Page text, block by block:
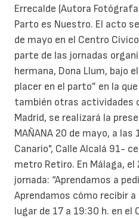
Errecalde (Autora
Parto es Nuestro. El acto
de mayo en el Centro
parte de las jornadas
hermana, Dona Llum, bajo
placer en el parto” en la
también otras actividades
Madrid, se realizará la
MAÑANA 20 de mayo, a las
Canario", Calle Alcalá 91-
metro Retiro. En Málaga,
jornada: “Aprendamos a
Aprendamos cómo recibir a
lugar de 17 a 19:30 h. en